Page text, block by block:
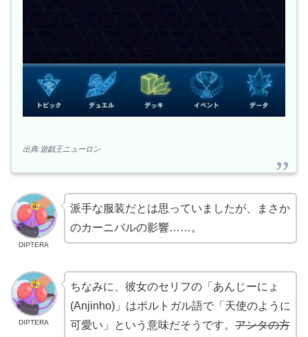
出典:遊戯王ニューロン
DIPTERA
派手な服装だとは思っていましたが、まさか
のカーニバルの影響……。
DIPTERA
ちなみに、彼女のセリフの「あんじーにょ
(Anjinho)」はポルトガル語で「天使のように
可愛い」という意味だそうです。アンタの方